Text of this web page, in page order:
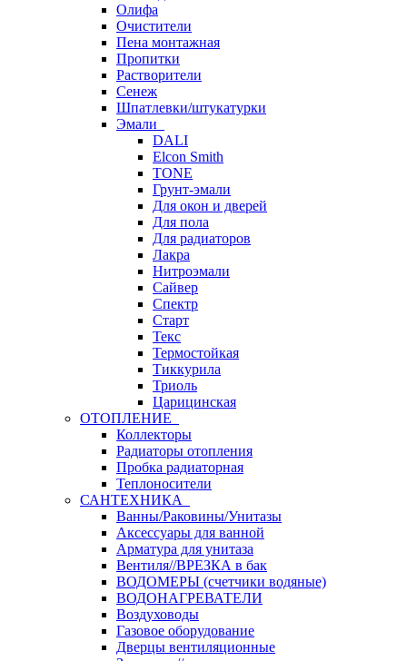
Олифа
Очистители
Пена монтажная
Пропитки
Растворители
Сенеж
Шпатлевки/штукатурки
Эмали
DALI
Elcon Smith
TONE
Грунт-эмали
Для окон и дверей
Для пола
Для радиаторов
Лакра
Нитроэмали
Сайвер
Спектр
Старт
Текс
Термостойкая
Тиккурила
Триоль
Царицинская
ОТОПЛЕНИЕ
Коллекторы
Радиаторы отопления
Пробка радиаторная
Теплоносители
САНТЕХНИКА
Ванны/Раковины/Унитазы
Аксессуары для ванной
Арматура для унитаза
Вентиля//ВРЕЗКА в бак
ВОДОМЕРЫ (счетчики водяные)
ВОДОНАГРЕВАТЕЛИ
Воздуховоды
Газовое оборудование
Дверцы вентиляционные